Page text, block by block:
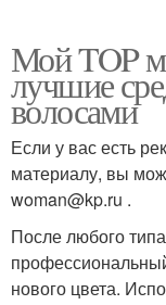
Мой TOP
лучшие
волосами
Если у вас есть
материалу, вы
woman@kp.ru .
После любого
нового цвета.